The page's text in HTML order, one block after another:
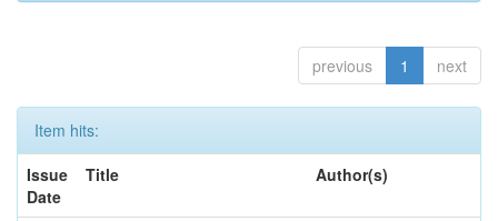
previous 1 next
Item hits:
Issue
Date
Title Author(s)